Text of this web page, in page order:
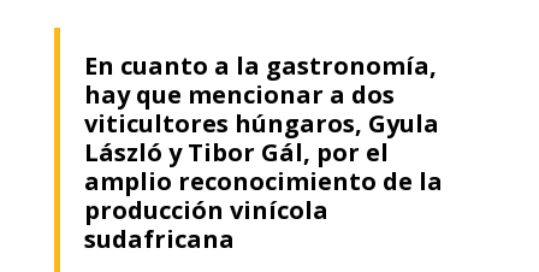
En cuanto a la gastronomía,
hay que mencionar a dos
viticultores húngaros, Gyula
László y Tibor Gál, por el
amplio reconocimiento de la
producción vinícola
sudafricana